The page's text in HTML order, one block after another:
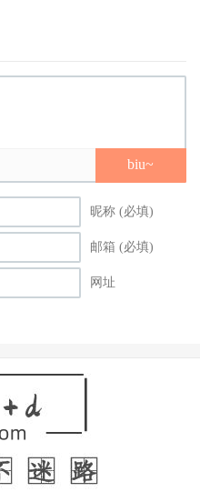
biu~
昵称 (必填)
邮箱 (必填)
网址